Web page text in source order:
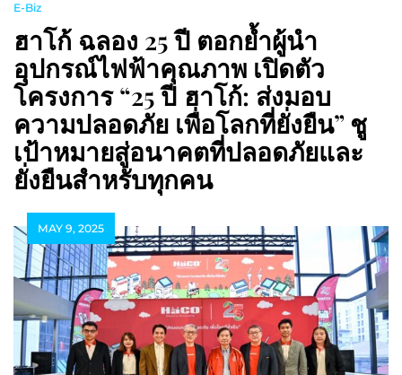
E-Biz
ฮาโก้ ฉลอง 25 ปี ตอกย้ำผู้นำ
อุปกรณ์ไฟฟ้าคุณภาพ เปิดตัว
โครงการ “25 ปี ฮาโก้: ส่งมอบ
ความปลอดภัย เพื่อโลกที่ยั่งยืน” ชู
เป้าหมายสู่อนาคตที่ปลอดภัยและ
ยั่งยืนสำหรับทุกคน
MAY 9, 2025